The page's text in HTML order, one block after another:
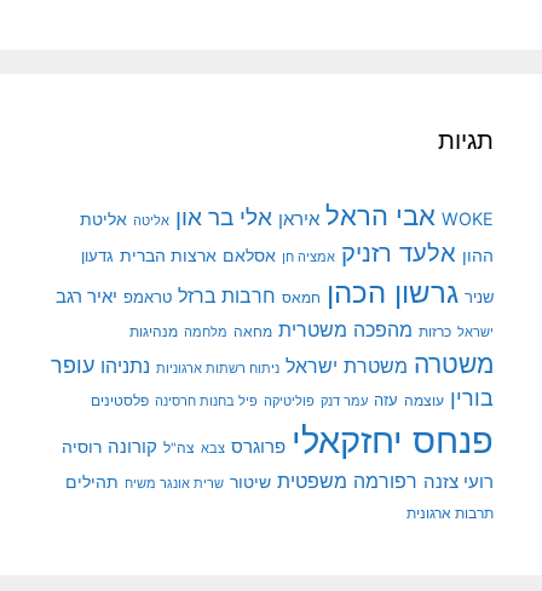
תגיות
WOKE אבי הראל איראן אלי בר און אליטה אליטת
ההון אלעד רזניק אמציה חן אסלאם ארצות הברית גדעון
שניר גרשון הכהן חמאס חרבות ברזל טראמפ יאיר רגב
ישראל כרזות מהפכה משטרית מחאה מלחמה מנהיגות
משטרה משטרת ישראל ניתוח רשתות ארגוניות נתניהו עופר
בורין עוצמה עזה עמר דנק פוליטיקה פיל בחנות חרסינה פלסטינים
פנחס יחזקאלי פרוגרס צבא צה"ל קורונה רוסיה
רועי צזנה רפורמה משפטית שיטור שרית אונגר משיח תהילים
תרבות ארגונית